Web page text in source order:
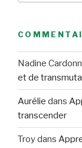
Nadine
et de
Aurélie dans
transcender
Troydans